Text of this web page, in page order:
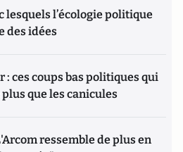
lesquels l’écologie politique
des idées
ces coups bas politiques qui
que les canicules
ressemble de plus en